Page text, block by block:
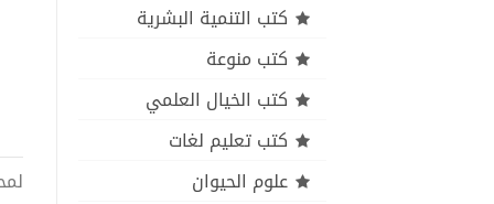
كتب التنمية البشرية
كتب منوعة
كتب الخيال العلمي
كتب تعليم لغات
علوم الحيوان